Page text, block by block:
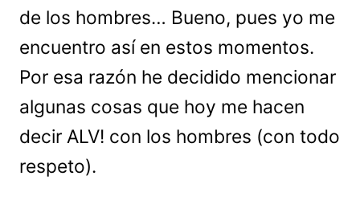
de los hombres… Bueno, pues yo me
encuentro así en estos momentos.
Por esa razón he decidido mencionar
algunas cosas que hoy me hacen
decir ALV! con los hombres (con todo
respeto).